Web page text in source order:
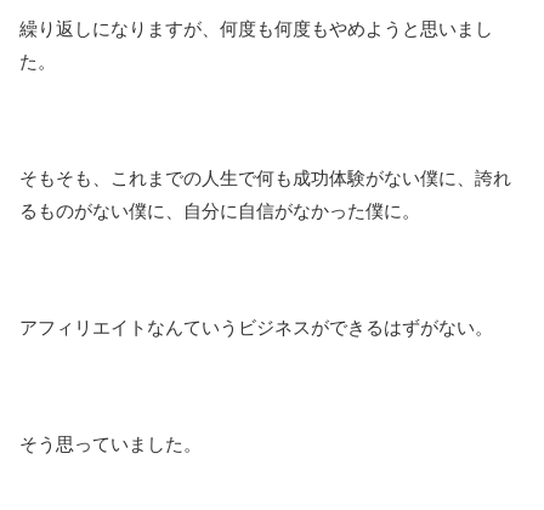
繰り返しになりますが、何度も何度もやめようと思いまし
た。
そもそも、これまでの人生で何も成功体験がない僕に、誇れ
るものがない僕に、自分に自信がなかった僕に。
アフィリエイトなんていうビジネスができるはずがない。
そう思っていました。